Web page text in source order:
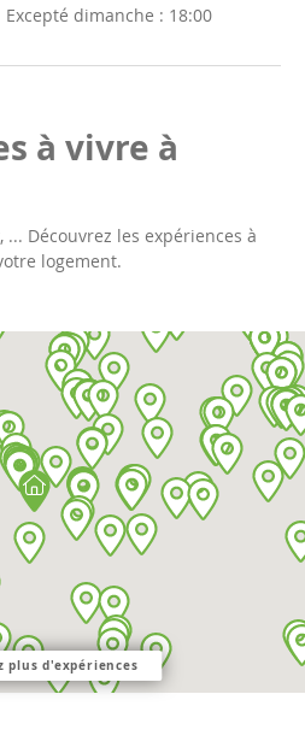
Excepté dimanche : 18:00
à vivre à
... Découvrez les expériences à
logement.
plus d'expériences